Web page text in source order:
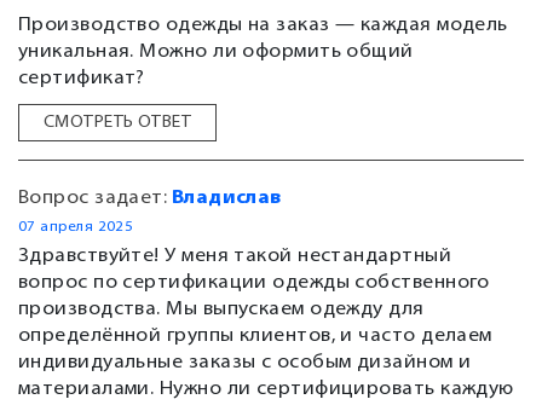
Производство одежды на заказ — каждая модель
уникальная. Можно ли оформить общий
сертификат?
СМОТРЕТЬ ОТВЕТ
Вопрос задает: Владислав
07 апреля 2025
Здравствуйте! У меня такой нестандартный
вопрос по сертификации одежды собственного
производства. Мы выпускаем одежду для
определённой группы клиентов, и часто делаем
индивидуальные заказы с особым дизайном и
материалами. Нужно ли сертифицировать каждую